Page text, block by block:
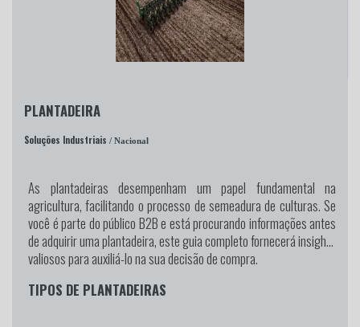
PLANTADEIRA
Soluções Industriais / Nacional
As plantadeiras desempenham um papel fundamental na
agricultura, facilitando o processo de semeadura de culturas. Se
você é parte do público B2B e está procurando informações antes
de adquirir uma plantadeira, este guia completo fornecerá insights
valiosos para auxiliá-lo na sua decisão de compra.
TIPOS DE PLANTADEIRAS